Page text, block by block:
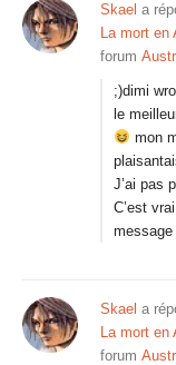
Skael a
La mort en
forum
;)dimi
le
mon
J’ai pas
C’est
message
Skael a
La mort en
forum